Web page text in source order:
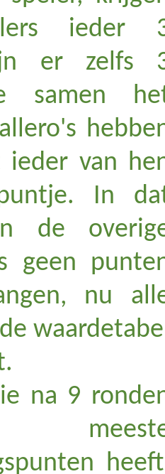
ieder
er zelfs
samen
ieder van
In
de
geen
nu
na 9